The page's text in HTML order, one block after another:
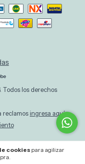
cookies para agilizar
los derechos
reclamos ingresa aquí.